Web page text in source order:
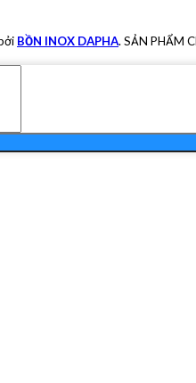
BỒN INOX DAPHA. SẢN PHẨM